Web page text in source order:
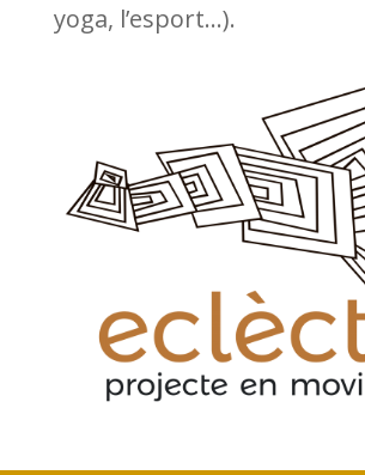
yoga, l’esport…).